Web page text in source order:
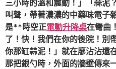
三小時的溫和震動！」「蒜
叫聲，帶著濃濃的中藥味電子
是**時空正電動升降桌在彎曲
了！快！我們在你的後院！
你那缸蒜泥！」就在廖沾沾還
那把銀勺時，外面的牆壁傳來